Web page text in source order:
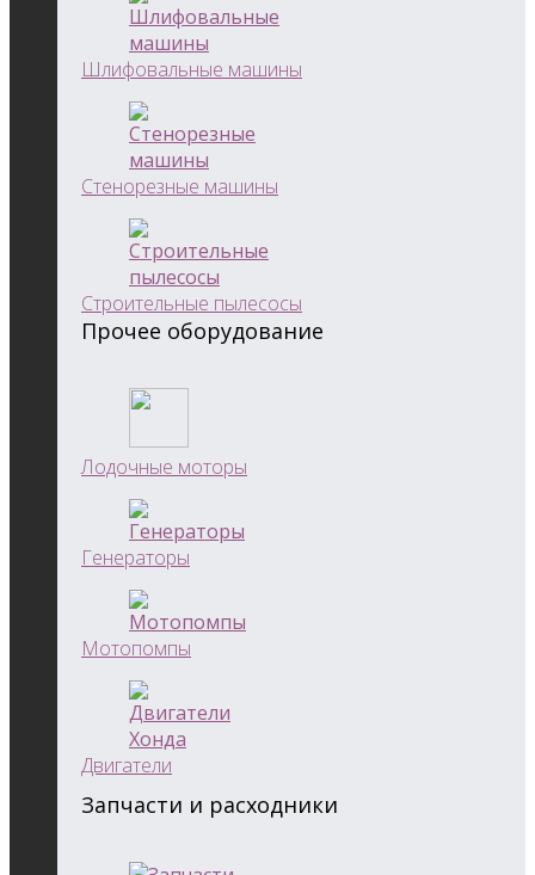
Шлифовальные машины
Стенорезные машины
Строительные пылесосы
Прочее оборудование
Лодочные моторы
Генераторы
Мотопомпы
Двигатели
Запчасти и расходники